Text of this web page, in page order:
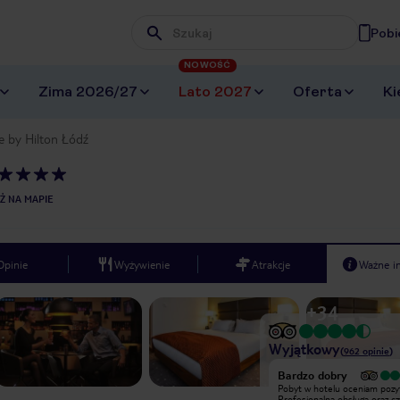
Wpisz frazę, której szukasz
Zima 2026/27 Lato 2027
NOWOŚĆ
Oferta
by Hilton Łódź
NA MAPIE
Wyżywienie Atrakcje Ważne
+34
Wyjątkowy(962 opinie)
Wyjątkowy
I was at this hotel with my
Bardzo dobry
Pobyt w hotelu oceniam